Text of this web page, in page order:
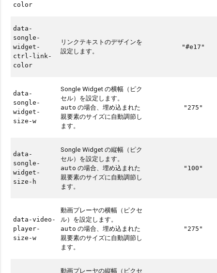
color
data-
songle-
widget-
ctrl-link-
color
リンクテキストのデザインを
設定します。
"#e17"
data-
songle-
widget-
size-w
Songle Widget の横幅（ピク
セル）を設定します。
auto の場合、埋め込まれた
親要素のサイズに自動調節し
ます。
"275"
data-
songle-
widget-
size-h
Songle Widget の縦幅（ピク
セル）を設定します。
auto の場合、埋め込まれた
親要素のサイズに自動調節し
ます。
"100"
data-video-
player-
size-w
動画プレーヤの横幅（ピクセ
ル）を設定します。
auto の場合、埋め込まれた
親要素のサイズに自動調節し
ます。
"275"
動画プレーヤの縦幅（ピクセ